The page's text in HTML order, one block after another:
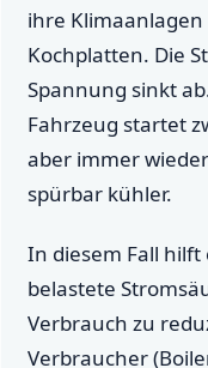
ihre
Kochplatten. Die
Spannung sinkt
Fahrzeug startet
aber immer
spürbar kühler.
In diesem Fall
belastete
Verbrauch zu
Verbraucher